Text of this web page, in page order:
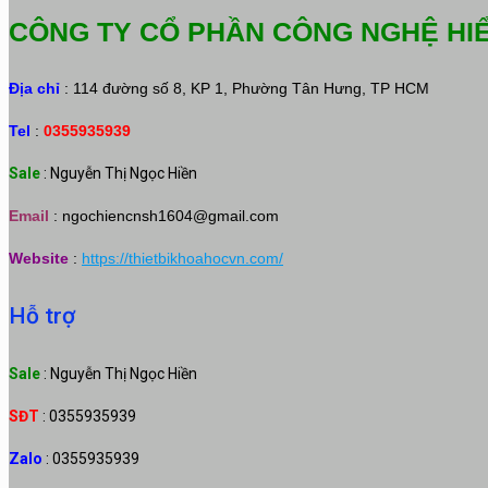
CÔNG TY CỔ PHẦN CÔNG NGHỆ
Địa chỉ : 114 đường số 8, KP 1, Phường Tân Hưng, TP HCM
Tel : 0355935939
Sale : Nguyễn Thị Ngọc Hiền
Email : ngochiencnsh1604@gmail.com
Website : https://thietbikhoahocvn.com/
Hỗ trợ
Sale : Nguyễn Thị Ngọc Hiền
SĐT : 0355935939
Zalo : 0355935939